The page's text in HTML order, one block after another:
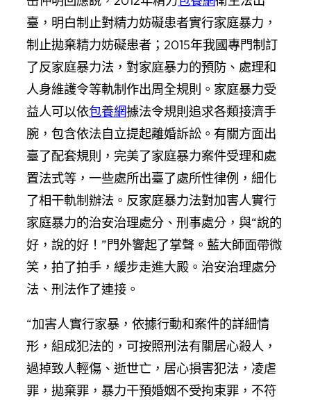
臺，明白制止對精力妨礙患者實行家庭暴力，
制止拋棄精力妨礙患者；2015年我國專門制訂
了反家庭暴力法，對家庭暴力的預防、處理和
人身維護令等軌制作出周全規則。家庭暴力受
益人可以依包養網據法令規則追求各類接濟手
腕，包含依法自立提起離婚訴訟。有關方面出
臺了配套規則，完美了家庭暴力案件受理和處
置法式等，一些處所出臺了處所性律例，細化
了相干軌制辦法。反家庭暴力法對加害人實行
家庭暴力的治安治理處分、刑事處分，與“說的
好，說的好！”門外響起了掌聲。藍大師面帶微
笑，拍了拍手，緩步走進大殿。治安治理處分
法、刑法作了連接。
“加害人實行家暴，依據行動和案件的詳細情
形，組成犯法的，可按照刑法有關居心殺人，
過掉致人輕傷、逝世亡，居心損害犯法，凌虐
罪，拋棄罪，暴力干預婚姻不受拘束罪，不符